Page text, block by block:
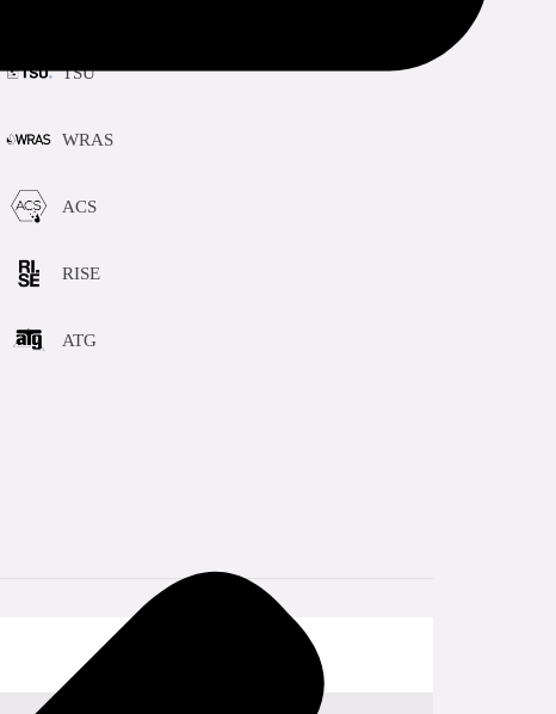
TSU
WRAS
ACS
RISE
ATG